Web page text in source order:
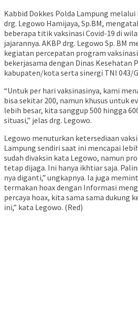
Kabbid Dokkes Polda Lampung melalui
drg. Legowo Hamijaya, Sp.BM,
beberapa titik vaksinasi Covid-19 di
jajarannya. AKBP drg. Legowo Sp. BM
kegiatan percepatan program
bekerjasama dengan Dinas Kesehatan
kabupaten/kota serta sinergi TNI 043/
“Untuk per hari vaksinasinya, kami
bisa sekitar 200, namun khusus untuk
lebih besar, kita sanggup 500 hingga
situasi,” jelas drg. Legowo.
Legowo menuturkan ketersediaan
Lampung sendiri saat ini mencapai
sudah divaksin kata Legowo, namun
tetap dijaga. Ini hanya ikhtiar saja.
nya diganti,” ungkapnya. Ia juga
termakan hoax dengan Informasi
percaya hoax, kita sama sama dukung
ini,” kata Legowo. (Red)